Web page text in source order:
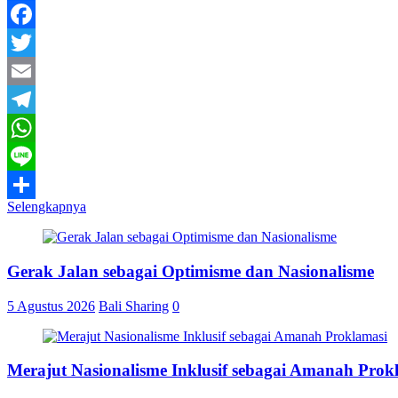
Facebook
Twitter
Email
Telegram
WhatsApp
Line
Share
Selengkapnya
Gerak Jalan sebagai Optimisme dan Nasionalisme
5 Agustus 2026 Bali Sharing 0
Merajut Nasionalisme Inklusif sebagai Amanah